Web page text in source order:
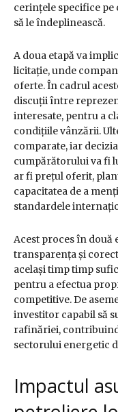
cerințele specifice
să le îndeplinească.
A doua etapă va
licitație, unde
oferte. În cadrul
discuții între
interesate, pentru a
condițiile vânzării.
comparate, iar
cumpărătorului va fi
ar fi prețul oferit,
capacitatea de a
standardele
Acest proces în două
transparența și
același timp timp
pentru a efectua
competitive. De
investitor capabil să
rafinăriei,
sectorului energetic
Impactul